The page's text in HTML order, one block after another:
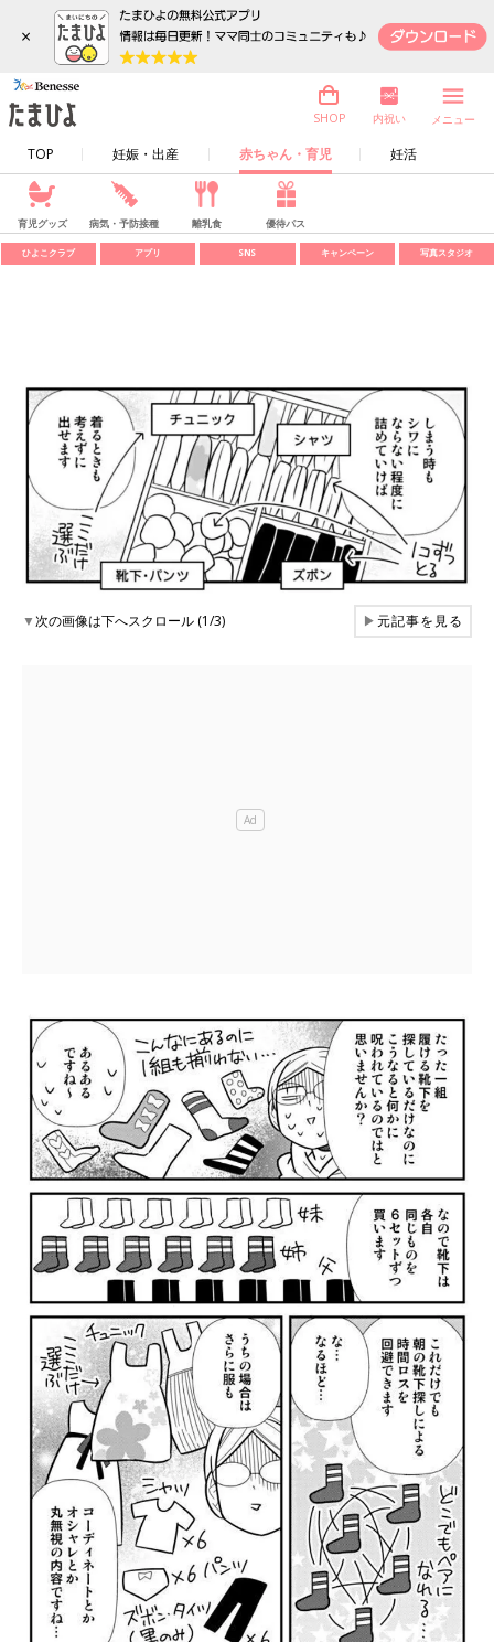
×
TOP 妊娠・出産 赤ちゃん・育児 妊活
SHOP 内祝い メニュー
育児グッズ 病気・予防接種 離乳食 優待パス
ひよこクラブ アプリ SNS キャンペーン 写真スタジオ
▼次の画像は下へスクロール (1/3) ▶元記事を見る